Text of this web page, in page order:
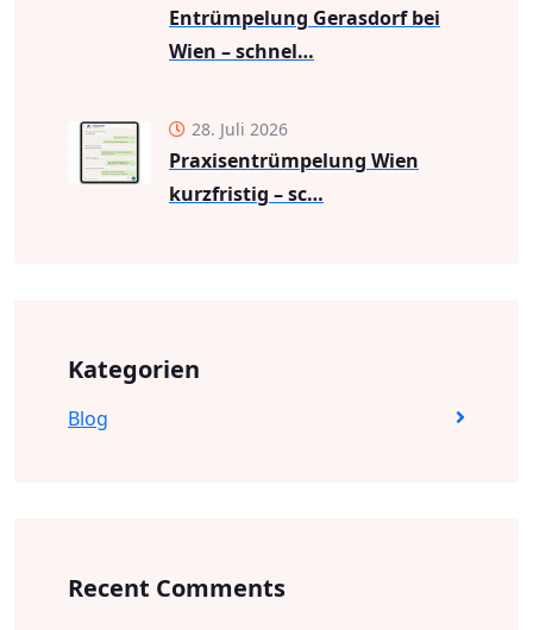
Entrümpelung Gerasdorf bei
Wien – schnel…
Praxisentrümpelung Wien
kurzfristig – sc…
28. Juli 2026
Kategorien
Blog
Recent Comments